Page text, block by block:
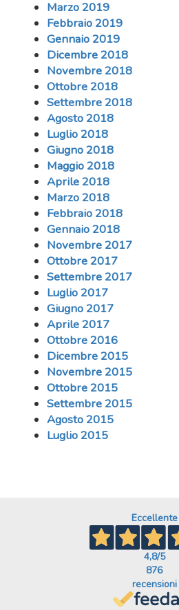
Marzo 2019
Febbraio 2019
Gennaio 2019
Dicembre 2018
Novembre 2018
Ottobre 2018
Settembre 2018
Agosto 2018
Luglio 2018
Giugno 2018
Maggio 2018
Aprile 2018
Marzo 2018
Febbraio 2018
Gennaio 2018
Novembre 2017
Ottobre 2017
Settembre 2017
Luglio 2017
Giugno 2017
Aprile 2017
Ottobre 2016
Dicembre 2015
Novembre 2015
Ottobre 2015
Settembre 2015
Agosto 2015
Luglio 2015
Eccellente
4,8/5
876
recensioni